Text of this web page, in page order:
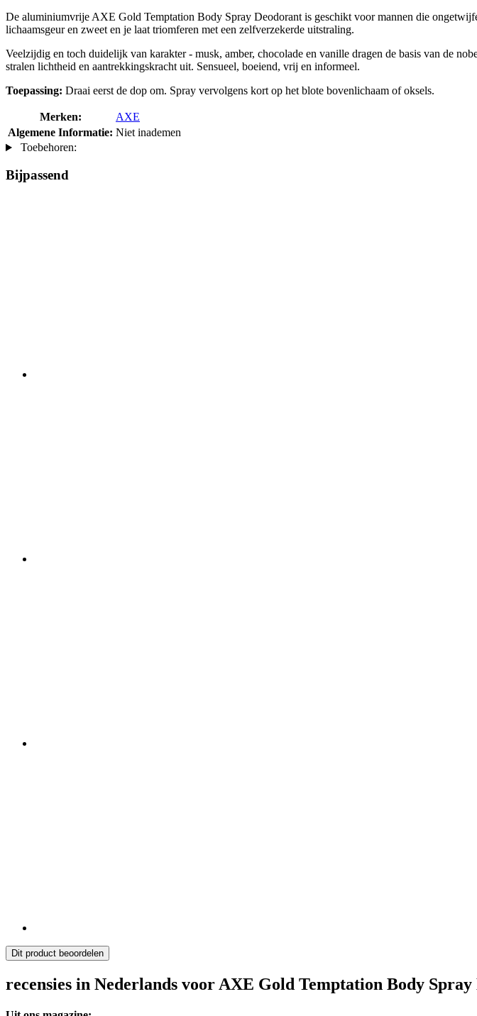
De aluminiumvrije AXE Gold Temptation Body Spray Deodorant is geschikt voor mannen die
lichaamsgeur en zweet en je laat triomferen met een zelfverzekerde uitstraling.
Veelzijdig en toch duidelijk van karakter - musk, amber, chocolade en vanille dragen de basis van de
stralen lichtheid en aantrekkingskracht uit. Sensueel, boeiend, vrij en informeel.
Toepassing: Draai eerst de dop om. Spray vervolgens kort op het blote bovenlichaam of oksels.
Merken:
AXE
Algemene Informatie: Niet inademen
Toebehoren:
Bijpassend
Dit product beoordelen
recensies in Nederlands voor AXE Gold Temptation Body